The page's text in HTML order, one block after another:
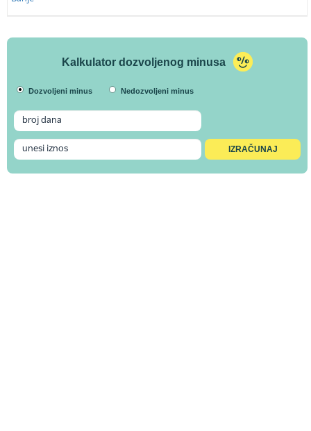
Kalkulator dozvoljenog minusa
Dozvoljeni minus Nedozvoljeni minus